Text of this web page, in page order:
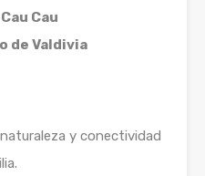
Cau
de Valdivia
y conectividad